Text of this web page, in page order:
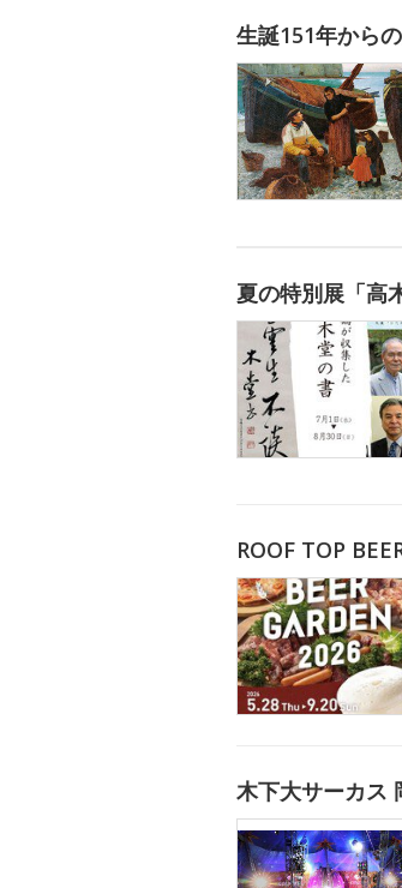
生誕151年から
夏の特別展「高
ROOF TOP
木下大サーカス